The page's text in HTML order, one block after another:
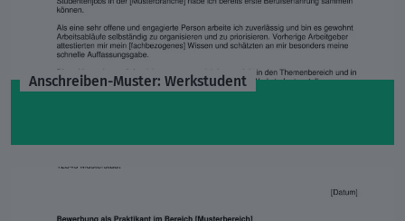
Anschreiben-Muster: Werkstudent